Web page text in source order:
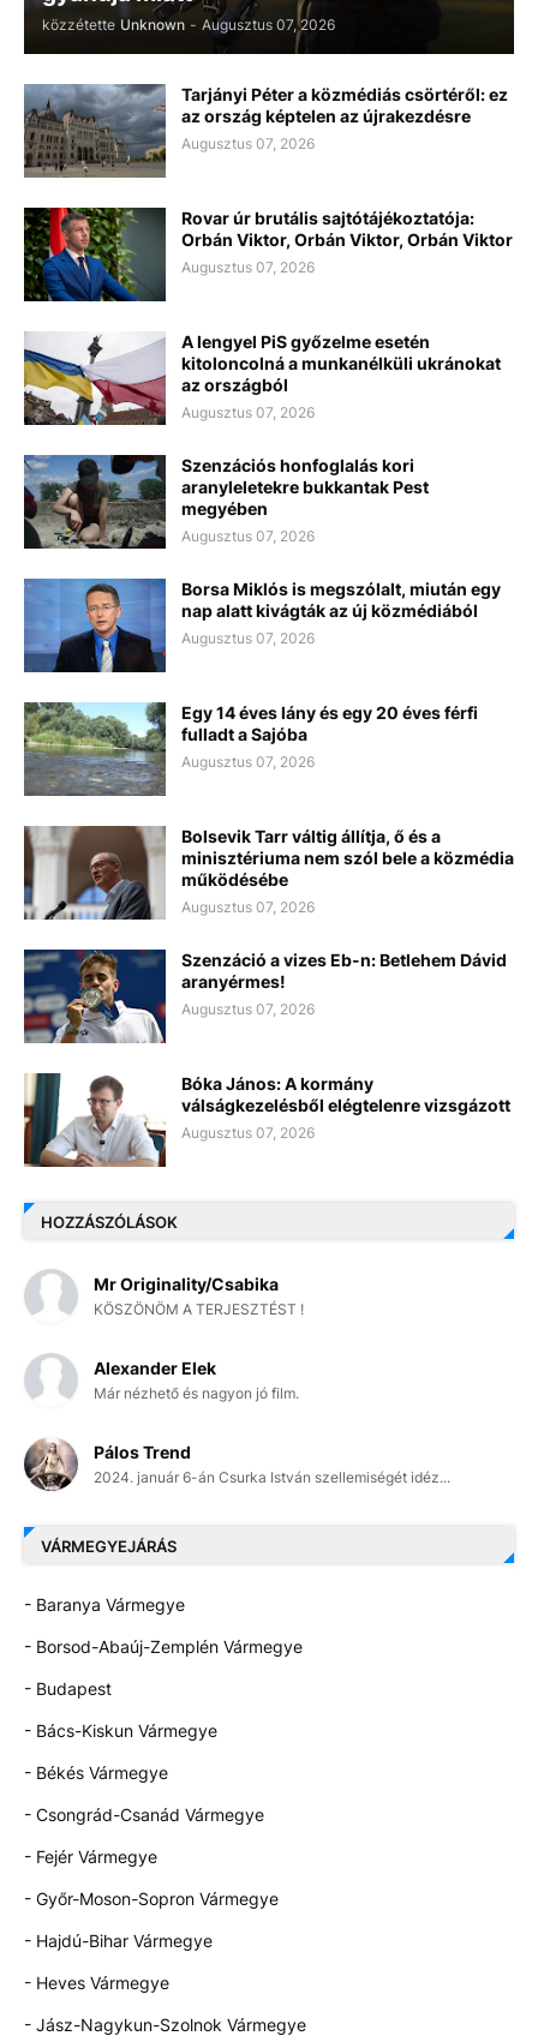
közzétette Unknown - Augusztus 07, 2026
Tarjányi Péter a közmédiás csörtéről: ez
az ország képtelen az újrakezdésre
Augusztus 07, 2026
Rovar úr brutális sajtótájékoztatója:
Orbán Viktor, Orbán Viktor, Orbán Viktor
Augusztus 07, 2026
A lengyel PiS győzelme esetén
kitoloncolná a munkanélküli ukránokat
az országból
Augusztus 07, 2026
Szenzációs honfoglalás kori
aranyleletekre bukkantak Pest
megyében
Augusztus 07, 2026
Borsa Miklós is megszólalt, miután egy
nap alatt kivágták az új közmédiából
Augusztus 07, 2026
Egy 14 éves lány és egy 20 éves férfi
fulladt a Sajóba
Augusztus 07, 2026
Bolsevik Tarr váltig állítja, ő és a
minisztériuma nem szól bele a közmédia
működésébe
Augusztus 07, 2026
Szenzáció a vizes Eb-n: Betlehem Dávid
aranyérmes!
Augusztus 07, 2026
Bóka János: A kormány
válságkezelésből elégtelenre vizsgázott
Augusztus 07, 2026
HOZZÁSZÓLÁSOK
Mr Originality/Csabika
KÖSZÖNÖM A TERJESZTÉST !
Alexander Elek
Már nézhető és nagyon jó film.
Pálos Trend
2024. január 6-án Csurka István szellemiségét idéz...
VÁRMEGYEJÁRÁS
- Baranya Vármegye
- Borsod-Abaúj-Zemplén Vármegye
- Budapest
- Bács-Kiskun Vármegye
- Békés Vármegye
- Csongrád-Csanád Vármegye
- Fejér Vármegye
- Győr-Moson-Sopron Vármegye
- Hajdú-Bihar Vármegye
- Heves Vármegye
- Jász-Nagykun-Szolnok Vármegye